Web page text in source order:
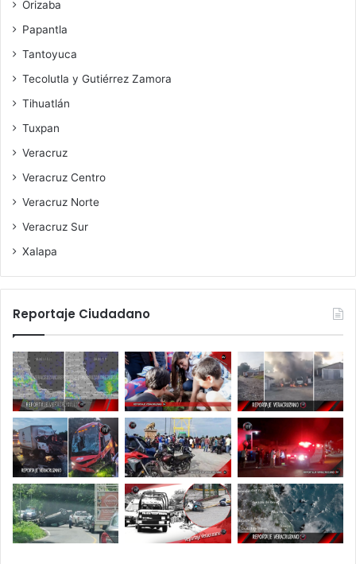
Orizaba
Papantla
Tantoyuca
Tecolutla y Gutiérrez Zamora
Tihuatlán
Tuxpan
Veracruz
Veracruz Centro
Veracruz Norte
Veracruz Sur
Xalapa
Reportaje Ciudadano